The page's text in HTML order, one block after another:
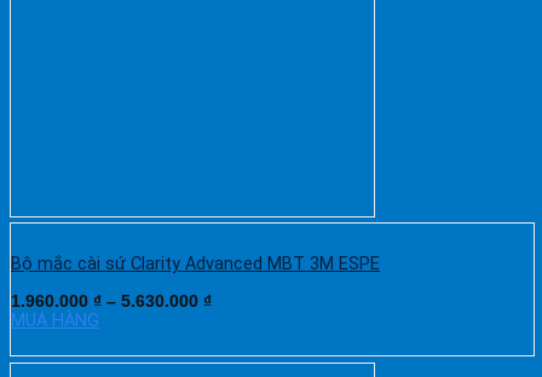
Bộ mắc cài sứ Clarity Advanced MBT 3M ESPE
1.960.000 ₫ – 5.630.000 ₫
MUA HÀNG